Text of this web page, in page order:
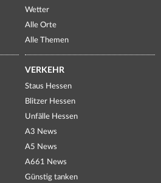
Wetter
Alle Orte
Alle Themen
VERKEHR
Staus Hessen
Blitzer Hessen
Unfälle Hessen
A3 News
A5 News
A661 News
Günstig tanken